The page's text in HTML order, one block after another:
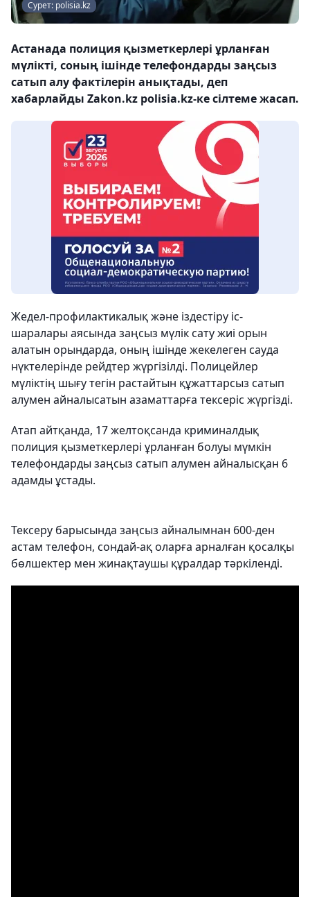
Сурет: polisia.kz
Астанада полиция қызметкерлері ұрланған
мүлікті, соның ішінде телефондарды заңсыз
сатып алу фактілерін анықтады, деп
хабарлайды Zakon.kz polisia.kz-ке сілтеме жасап.
Жедел-профилактикалық және іздестіру іс-
шаралары аясында заңсыз мүлік сату жиі орын
алатын орындарда, оның ішінде жекелеген сауда
нүктелерінде рейдтер жүргізілді. Полицейлер
мүліктің шығу тегін растайтын құжаттарсыз сатып
алумен айналысатын азаматтарға тексеріс жүргізді.
Атап айтқанда, 17 желтоқсанда криминалдық
полиция қызметкерлері ұрланған болуы мүмкін
телефондарды заңсыз сатып алумен айналысқан 6
адамды ұстады.
Тексеру барысында заңсыз айналымнан 600-ден
астам телефон, сондай-ақ оларға арналған қосалқы
бөлшектер мен жинақтаушы құралдар тәркіленді.